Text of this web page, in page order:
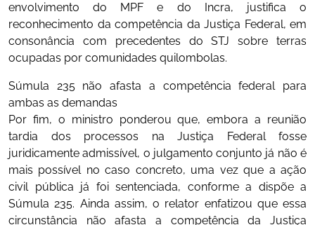
envolvimento do MPF e do Incra, justifica o
reconhecimento da competência da Justiça Federal, em
consonância com precedentes do STJ sobre terras
ocupadas por comunidades quilombolas.
Súmula 235 não afasta a competência federal para
ambas as demandas
Por fim, o ministro ponderou que, embora a reunião
tardia dos processos na Justiça Federal fosse
juridicamente admissível, o julgamento conjunto já não é
mais possível no caso concreto, uma vez que a ação
civil pública já foi sentenciada, conforme a dispõe a
Súmula 235. Ainda assim, o relator enfatizou que essa
circunstância não afasta a competência da Justiça